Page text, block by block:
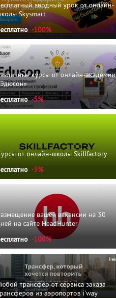
вводный урок от онлайн-
Skysmart
-100%
курсы от онлайн-академии
-5%
от онлайн-школы Skillfactory
-5%
вашей вакансии на 30
на сайте HeadHunter
-100%
трансфер от сервиса заказа
из аэропортов i'way